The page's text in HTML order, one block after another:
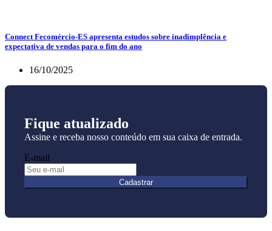
Connect Fecomércio-ES apresenta estudos sobre inadimplência e
expectativa de vendas para o fim do ano
16/10/2025
Fique atualizado
Assine e receba nosso conteúdo em sua caixa de entrada.
E-mail
Cadastrar